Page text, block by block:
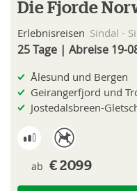
Die Fjorde
Erlebnisreisen Sindal -
25 Tage | Abreise 19-
Ålesund und Bergen
Geirangerfjord und
Jostedalsbreen-
ab € 2099